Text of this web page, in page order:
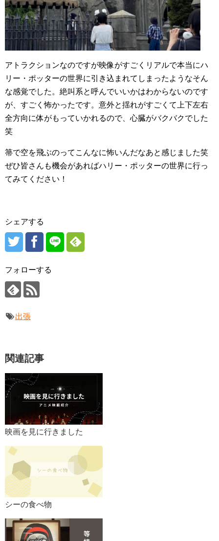
アトラクションなのですが映像がすごくリアルで本当にハ
リー・ポッターの世界に引き込まれてしまったようなそん
な感覚でした。絶叫系と呼んでいいかはわからないのです
が、すごく怖かったです。意外と揺れがすごくて上下左右
全方向に体がもっていかれるので、心臓がバクバクでした
笑
箒で空を飛ぶのってこんなに怖いんだなあと感じました笑
ぜひ皆さんも機会があればハリー・ポッターの世界に行っ
てみてください！
シェアする
フォローする
出張
関連記事
映画を見に行きました
シーの食べ物